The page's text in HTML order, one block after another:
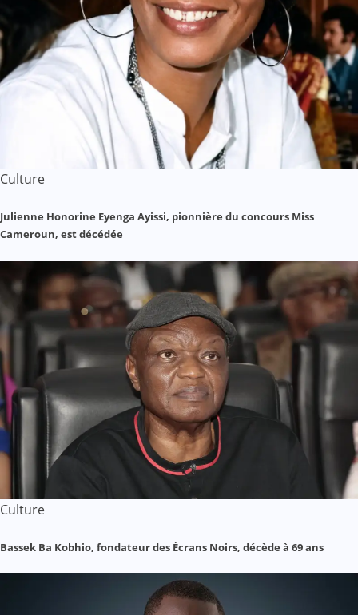
Culture
Julienne Honorine Eyenga Ayissi, pionnière du concours Miss
Cameroun, est décédée
Culture
Bassek Ba Kobhio, fondateur des Écrans Noirs, décède à 69 ans